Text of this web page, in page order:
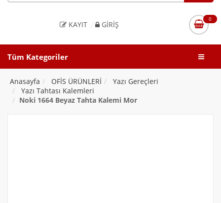
KAYIT GIRIŞ
0
Tüm Kategoriler
Anasayfa OFİS ÜRÜNLERİ
Yazı Gereçleri
Yazı Tahtası Kalemleri
Noki 1664 Beyaz Tahta Kalemi Mor